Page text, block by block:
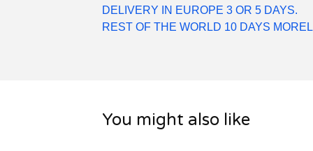
DELIVERY IN EUROPE 3 OR 5 DAYS.
REST OF THE WORLD 10 DAYS
You might also like